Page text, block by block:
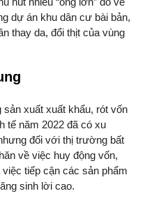
dự án khu dân cư bài bản,
thay da, đổi thịt của vùng
sản xuất xuất khẩu, rót vốn
tế năm 2022 đã có xu
đối với thị trường bất
về việc huy động vốn,
tiếp cận các sản phẩm
sinh lời cao.